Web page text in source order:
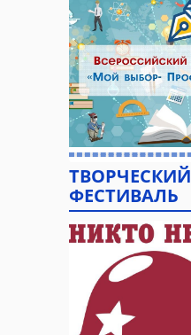
ТВОРЧЕСКИЙ
ФЕСТИВАЛЬ